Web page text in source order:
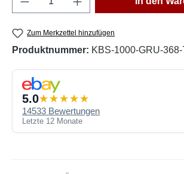
Zum Merkzettel hinzufügen
Produktnummer: KBS-1000-GRU-
5.0
14533 Bewertungen
Letzte 12 Monate